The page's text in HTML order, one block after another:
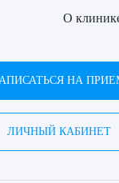
О
НА
ЛИЧНЫЙ КАБИНЕТ